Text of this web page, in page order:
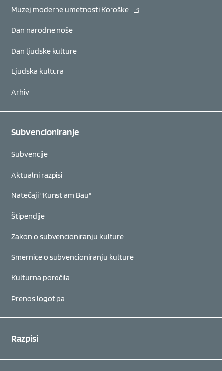
Muzej moderne umetnosti Koroške (se odpre v novem oknu)
Dan narodne noše
Dan ljudske kulture
Ljudska kultura
Arhiv
Subvencioniranje
Subvencije
Aktualni razpisi
Natečaji "Kunst am Bau"
Štipendije
Zakon o subvencioniranju kulture
Smernice o subvencioniranju kulture
Kulturna poročila
Prenos logotipa
Razpisi